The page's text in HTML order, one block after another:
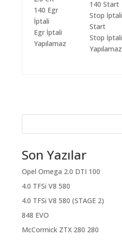
Egr İptali
Yapılamaz
Start
Stop İptali
Yapılamaz
Son Yazılar
Opel Omega 2.0 DTI 100
4.0 TFSi V8 580
4.0 TFSi V8 580 (STAGE 2)
848 EVO
McCormick ZTX 280 280